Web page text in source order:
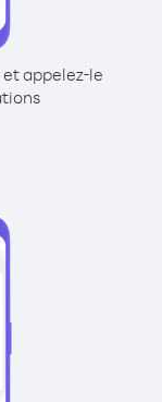
appelez-le